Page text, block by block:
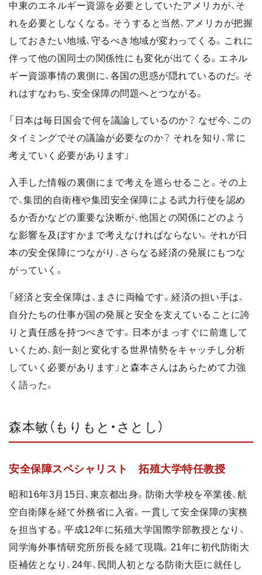
中東のエネルギー資源を必要としていたアメリカが、そ
れを必要としなくなる。そうすると当然、アメリカが把握
しておきたい地域、守るべき地域が変わってくる。これに
伴って他の国同士の関係性にも変化が出てくる。エネル
ギー資源事情の裏側に、各国の思惑が隠れているのだ。そ
れはすなわち、安全保障の問題へとつながる。
「日本は毎日国会で何を議論しているのか？ なぜ今、この
タイミングでその議論が必要なのか？ それを知り、常に
考えていく必要があります」
入手した情報の裏側にまで考えを巡らせること。その上
で、集団的自衛権や集団安全保障による武力行使を認め
るか否かなどの重要な決断が、他国との関係にどのよう
な影響を及ぼすかまで考えなければならない。それが日
本の安全保障につながり、さらなる経済の発展にもつな
がっていく。
「経済と安全保障は、まさに両輪です。経済の担い手は、
自分たちの仕事が国の発展と安全を支えていることに誇
りと責任感を持つべきです。日本がまっすぐに前進して
いくため、刻一刻と変化する世界情勢をキャッチし分析
していく必要があります」と森本さんはあらためて力強
く語った。
森本敏（もりもと・さとし）
安全保障スペシャリスト 拓殖大学特任教授
昭和16年3月15日、東京都出身。防衛大学校を卒業後、航
空自衛隊を経て外務省に入省。一貫して安全保障の実務
を担当する。平成12年に拓殖大学国際学部教授となり、
同学海外事情研究所所長を経て現職。21年に初代防衛大
臣補佐となり、24年、民間人初となる防衛大臣に就任し